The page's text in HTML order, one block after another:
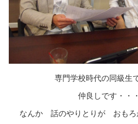
専門学校時代の同級生
仲良しです・・・
なんか 話のやりとりが おもろ